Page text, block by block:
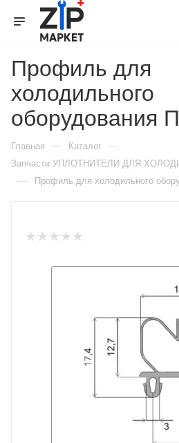
Профиль для
холодильного
оборудования
Главная — Каталог —
Запчасти УПЛОТНИТЕЛИ ДЛЯ
— Профиль для холодильного